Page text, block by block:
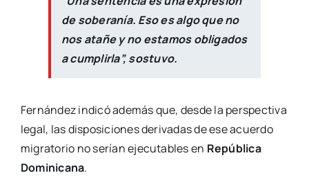
de soberanía. Eso es algo que no
nos atañe y no estamos obligados
a cumplirla”, sostuvo.
Fernández indicó además que, desde la perspectiva
legal, las disposiciones derivadas de ese acuerdo
migratorio no serían ejecutables en República
Dominicana.